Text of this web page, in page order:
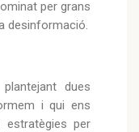
per grans
desinformació.
dues
i qui ens
estratègies per